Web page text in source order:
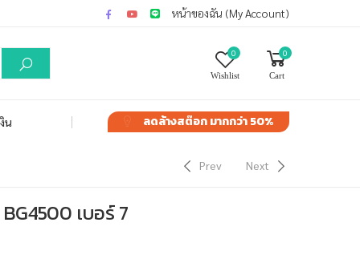
หน้าของฉัน (My Account)
0
Wishlist
0
Cart
น ลดล้างสต๊อกมากกว่า 50%
Prev Next
เบอร์ 7